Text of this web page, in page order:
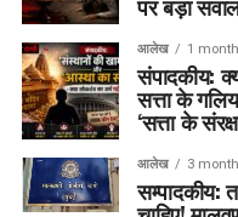
आलेख 1
संपादकीय:
सत्ता के
‘सत्ता के
आलेख 3
सम्पादकीय: